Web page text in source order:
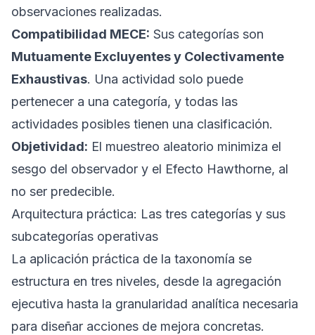
observaciones realizadas.
Compatibilidad MECE: Sus categorías son
Mutuamente Excluyentes y Colectivamente
Exhaustivas. Una actividad solo puede
pertenecer a una categoría, y todas las
actividades posibles tienen una clasificación.
Objetividad: El muestreo aleatorio minimiza el
sesgo del observador y el Efecto Hawthorne, al
no ser predecible.
Arquitectura práctica: Las tres categorías y sus
subcategorías operativas
La aplicación práctica de la taxonomía se
estructura en tres niveles, desde la agregación
ejecutiva hasta la granularidad analítica necesaria
para diseñar acciones de mejora concretas.